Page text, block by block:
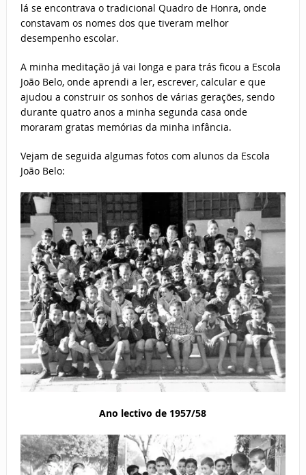
lá se encontrava o tradicional Quadro de Honra, onde
constavam os nomes dos que tiveram melhor
desempenho escolar.
A minha meditação já vai longa e para trás ficou a Escola
João Belo, onde aprendi a ler, escrever, calcular e que
ajudou a construir os sonhos de várias gerações, sendo
durante quatro anos a minha segunda casa onde
moraram gratas memórias da minha infância.
Vejam de seguida algumas fotos com alunos da Escola
João Belo:
Ano lectivo de 1957/58